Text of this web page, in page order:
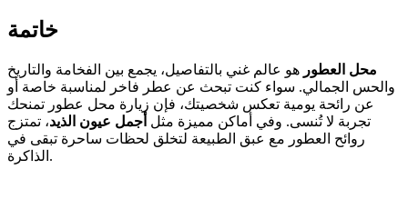
خاتمة
محل العطور هو عالم غني بالتفاصيل، يجمع بين الفخامة والتاريخ
والحس الجمالي. سواء كنت تبحث عن عطر فاخر لمناسبة خاصة أو
عن رائحة يومية تعكس شخصيتك، فإن زيارة محل عطور تمنحك
تجربة لا تُنسى. وفي أماكن مميزة مثل أجمل عيون الذيد، تمتزج
روائح العطور مع عبق الطبيعة لتخلق لحظات ساحرة تبقى في
الذاكرة.